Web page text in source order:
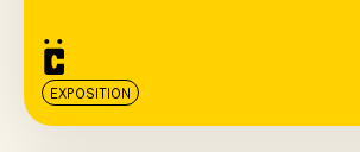
EXPOSITION